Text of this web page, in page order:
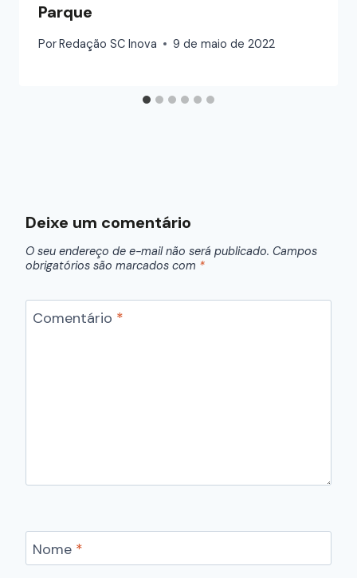
Parque
PorRedação SC Inova 9 de maio de 2022
Deixe um comentário
O seu endereço de e-mail não será publicado. Campos
obrigatórios são marcados com *
Comentário *
Nome *